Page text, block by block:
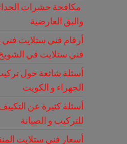
مكافحة حشرات
والبق العارضية
أرقام فني ستلايت
فني ستلايت في
أسئلة شائعة حول
الجهراء و الكويت
أسئلة كثيرة عن
للتركيب و الصيانة
أسعار فني ستلايت